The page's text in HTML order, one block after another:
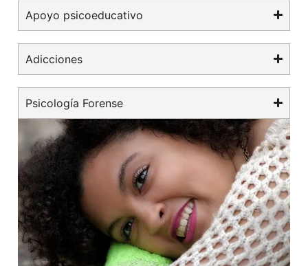
Apoyo psicoeducativo
Adicciones
Psicología Forense